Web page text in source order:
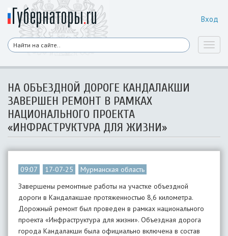
Вход
НА ОБЪЕЗДНОЙ ДОРОГЕ КАНДАЛАКШИ
ЗАВЕРШЕН РЕМОНТ В РАМКАХ
НАЦИОНАЛЬНОГО ПРОЕКТА
«ИНФРАСТРУКТУРА ДЛЯ ЖИЗНИ»
09:07 17-07-25
Мурманская область
Завершены ремонтные работы на участке объездной
дороги в Кандалакшае протяженностью 8,6 километра.
Дорожный ремонт был проведен в рамках национального
проекта «Инфраструктура для жизни». Объездная дорога
города Кандалакши была официально включена в состав